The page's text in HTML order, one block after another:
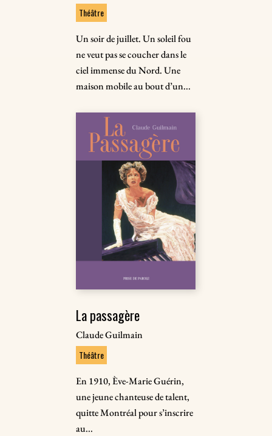
Théâtre
Un soir de juillet. Un soleil fou
ne veut pas se coucher dans le
ciel immense du Nord. Une
maison mobile au bout d’un...
La passagère
Claude Guilmain
Théâtre
En 1910, Ève-Marie Guérin,
une jeune chanteuse de talent,
quitte Montréal pour s’inscrire
au...